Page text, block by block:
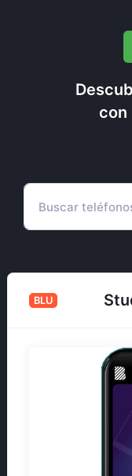
con
BLU